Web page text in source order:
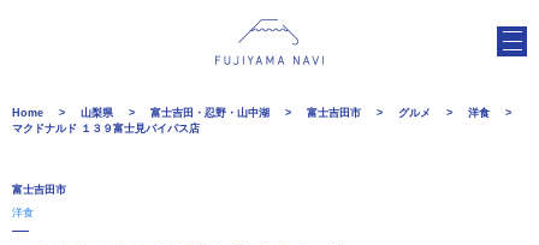
Home 山梨県 富士吉田・忍野・山中湖 富士吉田市 グルメ
洋食
マクドナルド １３９富士見バイパス店
富士吉田市
洋食